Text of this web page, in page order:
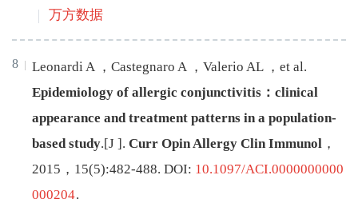
万方数据
8 LeonardiA ， Castegnaro A ， Valerio AL ， et al.
Epidemiology of allergic conjunctivitis：clinical
appearance and treatment patterns in a population-
based study.[J ]. Curr Opin Allergy Clin Immunol ，
2015 ， 15(5):482-488. DOI: 10.1097/ACI.0000000000
000204.